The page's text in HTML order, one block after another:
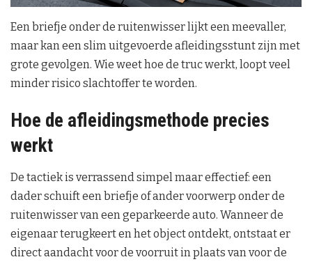
Een briefje onder de ruitenwisser lijkt een meevaller,
maar kan een slim uitgevoerde afleidingsstunt zijn met
grote gevolgen. Wie weet hoe de truc werkt, loopt veel
minder risico slachtoffer te worden.
Hoe de afleidingsmethode precies
werkt
De tactiek is verrassend simpel maar effectief: een
dader schuift een briefje of ander voorwerp onder de
ruitenwisser van een geparkeerde auto. Wanneer de
eigenaar terugkeert en het object ontdekt, ontstaat er
direct aandacht voor de voorruit in plaats van voor de